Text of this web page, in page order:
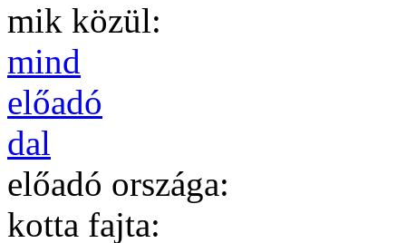
mik közül:
mind
előadó
dal
előadó országa:
kotta fajta: